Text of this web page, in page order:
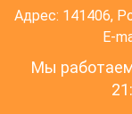
Адрес: 141406,
E-
Мы